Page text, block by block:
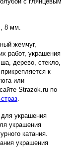
8 мм.
жемчуг,
работ, украшения
дерево, стекло,
к
или
Strazok.ru по
украшения
украшения
катания.
украшения